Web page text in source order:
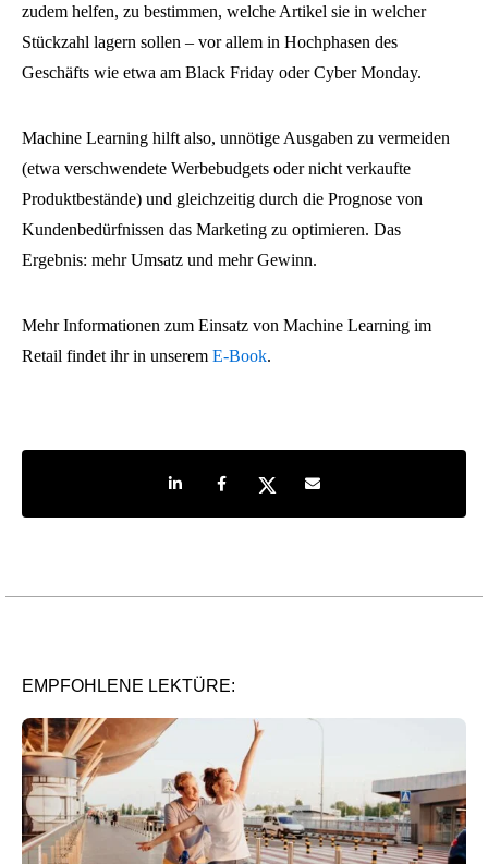
zudem helfen, zu bestimmen, welche Artikel sie in welcher
Stückzahl lagern sollen – vor allem in Hochphasen des
Geschäfts wie etwa am Black Friday oder Cyber Monday.
Machine Learning hilft also, unnötige Ausgaben zu vermeiden
(etwa verschwendete Werbebudgets oder nicht verkaufte
Produktbestände) und gleichzeitig durch die Prognose von
Kundenbedürfnissen das Marketing zu optimieren. Das
Ergebnis: mehr Umsatz und mehr Gewinn.
Mehr Informationen zum Einsatz von Machine Learning im
Retail findet ihr in unserem E-Book.
Share on LinkedIn
Share on Facebook
Share on TwitterShare by e-mail
EMPFOHLENE LEKTÜRE: